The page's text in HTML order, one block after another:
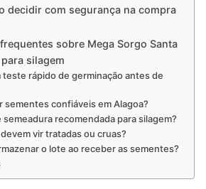
decidir com segurança na compra
sobre Mega Sorgo Santa
silagem
teste rápido de germinação antes de
sementes confiáveis em Alagoa?
semeadura recomendada para silagem?
vir tratadas ou cruas?
o lote ao receber as sementes?